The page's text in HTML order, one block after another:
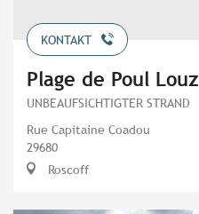
KONTAKT
Plage de Poul Louz
UNBEAUFSICHTIGTER STRAND
Rue Capitaine Coadou
29680
Roscoff